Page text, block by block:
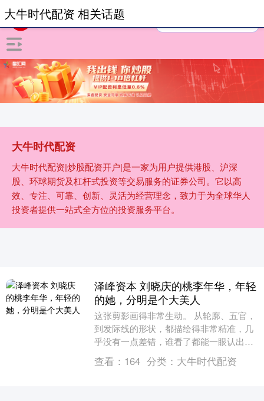
大牛时代配资
大牛时代配资|炒股配资开户|是一家为用户提供港股、沪深
股、环球期货及杠杆式投资等交易服务的证券公司。它以高
效、专注、可靠、创新、灵活为经营理念，致力于为全球华人
投资者提供一站式全方位的投资服务平台。
大牛时代配资 相关话题
泽峰资本 刘晓庆的桃李年华，年轻
的她，分明是个大美人
这张剪影画得非常生动。 从轮廓、五官，
到发际线的形状，都描绘得非常精准，几
乎没有一点差错，谁看了都能一眼认出。
刘晓庆的侧脸最具辨识度。 她的额头有些
突出，看起....
查看： 164 分类： 大牛时代配资